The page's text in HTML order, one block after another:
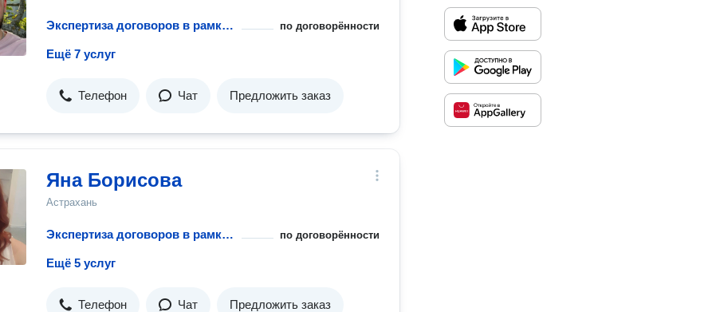
Экспертиза договоров в рамках абонентского обслуживания и сопровождения бизнеса по договорённости
Ещё 7 услуг
Телефон Чат Предложить заказ
Яна Борисова
Астрахань
Экспертиза договоров в рамках абонентского обслуживания и сопровождения бизнеса по договорённости
Ещё 5 услуг
Телефон Чат Предложить заказ